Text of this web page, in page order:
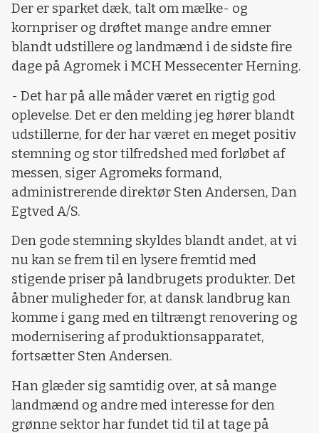
Der er sparket dæk, talt om mælke- og
kornpriser og drøftet mange andre emner
blandt udstillere og landmænd i de sidste fire
dage på Agromek i MCH Messecenter Herning.
- Det har på alle måder været en rigtig god
oplevelse. Det er den melding jeg hører blandt
udstillerne, for der har været en meget positiv
stemning og stor tilfredshed med forløbet af
messen, siger Agromeks formand,
administrerende direktør Sten Andersen, Dan
Egtved A/S.
Den gode stemning skyldes blandt andet, at vi
nu kan se frem til en lysere fremtid med
stigende priser på landbrugets produkter. Det
åbner muligheder for, at dansk landbrug kan
komme i gang med en tiltrængt renovering og
modernisering af produktionsapparatet,
fortsætter Sten Andersen.
Han glæder sig samtidig over, at så mange
landmænd og andre med interesse for den
grønne sektor har fundet tid til at tage på